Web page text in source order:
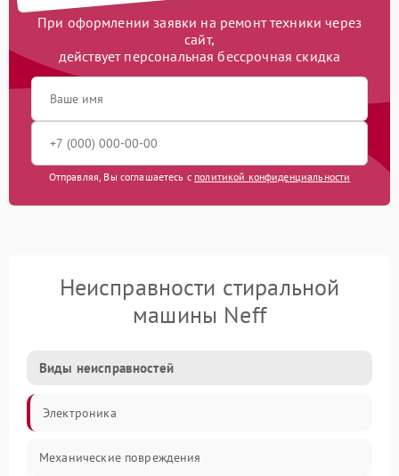
При оформлении заявки на ремонт техники через
сайт,
действует персональная бессрочная скидка
Отправляя, Вы соглашаетесь с политикой конфиденциальности
Неисправности стиральной
машины Neff
Виды неисправностей
Электроника
Механические повреждения